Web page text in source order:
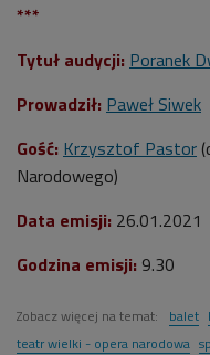
***
Tytuł audycji: Poranek
Prowadził: Paweł Siwek
Gość: Krzysztof Pastor (
Narodowego)
Data emisji: 26.01.2021
Godzina emisji: 9.30
Zobacz więcej na temat: balet
teatr wielki - opera narodowa